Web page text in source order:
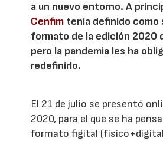
a un nuevo entorno. A
Cenfim tenía definido como
formato de la edición 2020
pero la pandemia les ha
redefinirlo.
El 21 de julio se presentó
2020, para el que se ha
formato figital